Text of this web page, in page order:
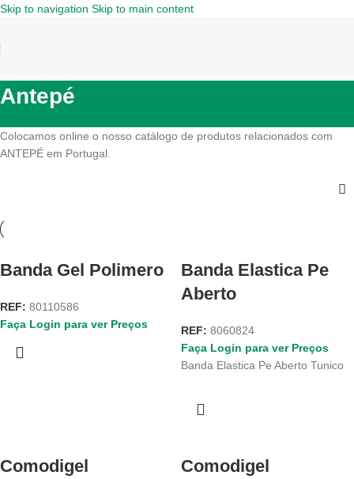
Skip to navigation Skip to main content
Antepé
Colocamos online o nosso catálogo de produtos relacionados com
ANTEPÉ em Portugal.
Banda Gel Polimero
REF: 80110586
Faça Login para ver Preços
Banda Elastica Pe
Aberto
REF: 8060824
Faça Login para ver Preços
Banda Elastica Pe Aberto Tunico
Comodigel
Comodigel